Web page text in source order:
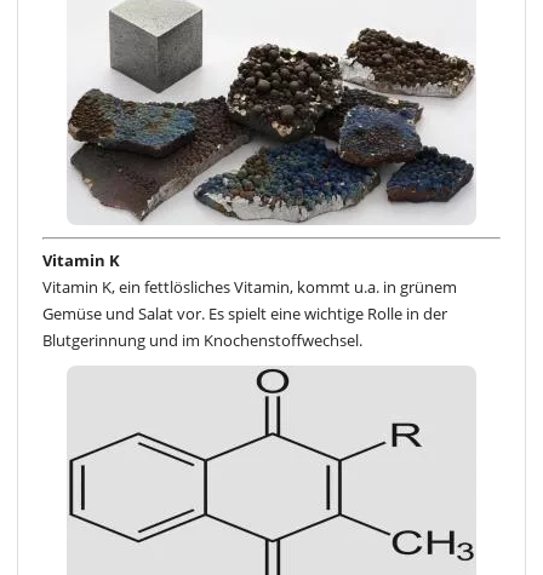
Vitamin K
Vitamin K, ein fettlösliches Vitamin, kommt u.a. in grünem
Gemüse und Salat vor. Es spielt eine wichtige Rolle in der
Blutgerinnung und im Knochenstoffwechsel.